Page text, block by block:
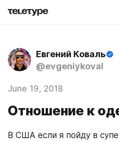
Евгений Коваль
@evgeniykoval
June 19, 2018
Отношение к
В США если я пойду в